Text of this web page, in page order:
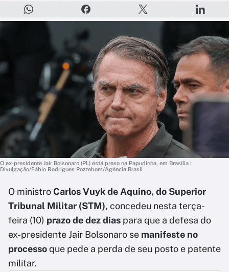
O ex-presidente Jair Bolsonaro (PL) está preso na Papudinha, em Brasília |
Divulgação/Fábio Rodrigues Pozzebom/Agência Brasil
O ministroCarlos Vuyk de Aquino, do Superior
Tribunal Militar (STM), concedeu nesta terça-
feira (10) prazo de dez dias para que a defesa do
ex-presidente Jair Bolsonaro se manifeste no
processoque pede a perda de seu posto e patente
militar.